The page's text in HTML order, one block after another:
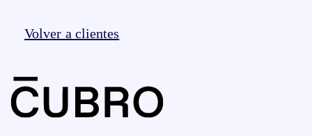
Volver a clientes